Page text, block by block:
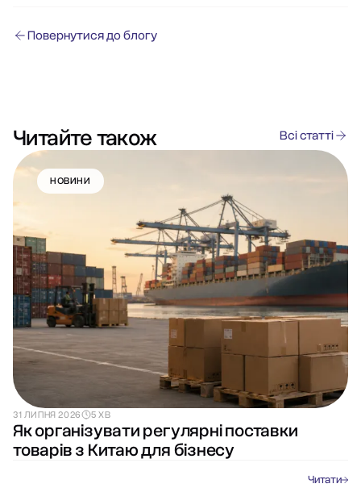
Повернутися до блогу
Читайте також Всі статті
НОВИНИ
31 ЛИПНЯ 2026 5 ХВ
Як організувати регулярні поставки
товарів з Китаю для бізнесу
Читати